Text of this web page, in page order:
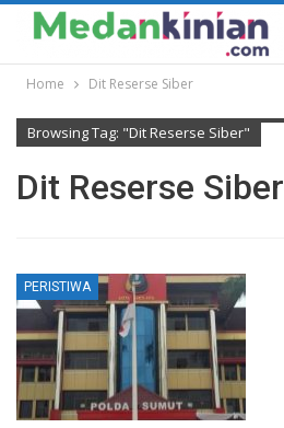
Home Dit Reserse Siber
Browsing Tag: "Dit Reserse Siber"
Dit Reserse Siber
PERISTIWA